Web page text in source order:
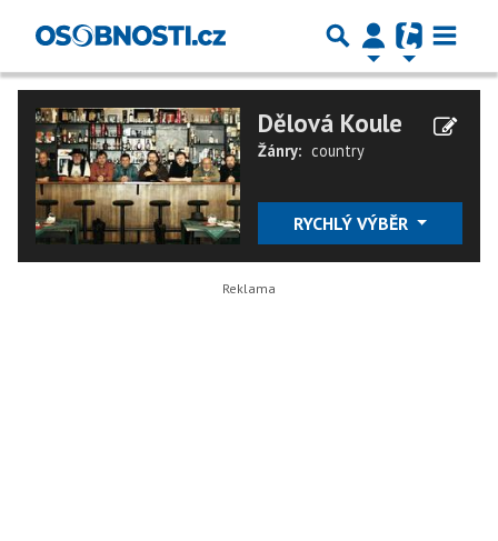
Dělová Koule
Žánry: country
RYCHLÝ VÝBĚR